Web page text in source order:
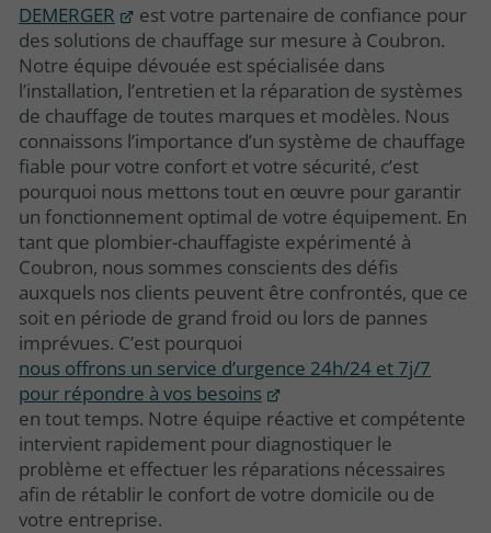
DEMERGER
est votre partenaire de confiance pour
des solutions de chauffage sur mesure à Coubron.
Notre équipe dévouée est spécialisée dans
l’installation, l’entretien et la réparation de systèmes
de chauffage de toutes marques et modèles. Nous
connaissons l’importance d’un système de chauffage
fiable pour votre confort et votre sécurité, c’est
pourquoi nous mettons tout en œuvre pour garantir
un fonctionnement optimal de votre équipement. En
tant que plombier-chauffagiste expérimenté à
Coubron, nous sommes conscients des défis
auxquels nos clients peuvent être confrontés, que ce
soit en période de grand froid ou lors de pannes
imprévues. C’est pourquoi
nous offrons un service d’urgence 24h/24 et 7j/7
pour répondre à vos besoins
en tout temps. Notre équipe réactive et compétente
intervient rapidement pour diagnostiquer le
problème et effectuer les réparations nécessaires
afin de rétablir le confort de votre domicile ou de
votre entreprise.